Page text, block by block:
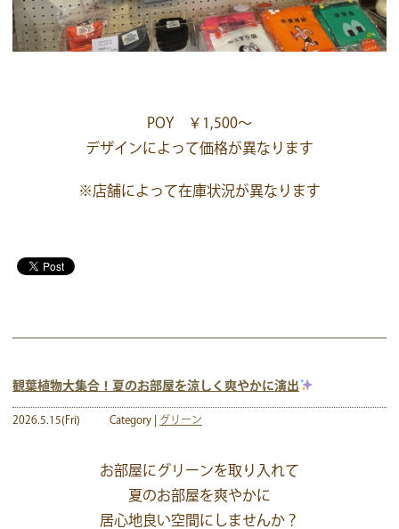
POY ￥1,500～
デザインによって価格が異なります
※店舗によって在庫状況が異なります
観葉植物大集合！夏のお部屋を涼しく爽やかに演出
2026.5.15(Fri) Category | グリーン
お部屋にグリーンを取り入れて
夏のお部屋を爽やかに
居心地良い空間にしませんか？